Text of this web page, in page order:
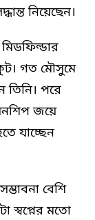
নিয়েছেন।
গত মৌসুমে
তিনি। পরে
জয়ে
যাচ্ছেন
বেশি
স্বপ্নের মতো